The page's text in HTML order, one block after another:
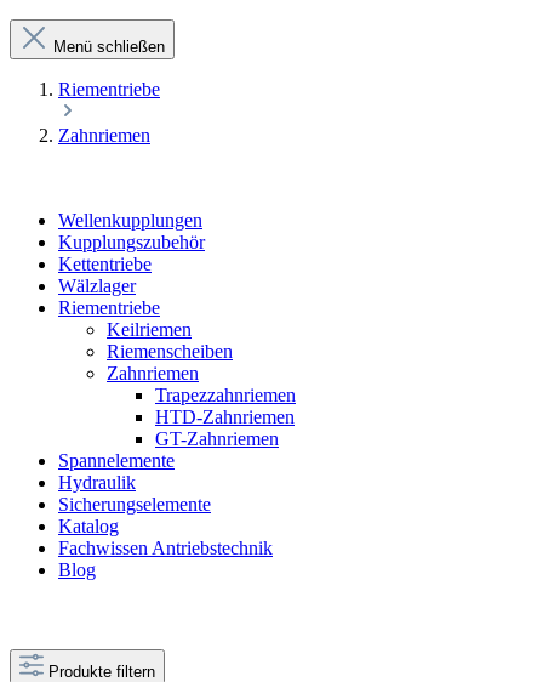
Menü schließen
Riementriebe
Zahnriemen
Wellenkupplungen
Kupplungszubehör
Kettentriebe
Wälzlager
Riementriebe
Keilriemen
Riemenscheiben
Zahnriemen
Trapezzahnriemen
HTD-Zahnriemen
GT-Zahnriemen
Spannelemente
Hydraulik
Sicherungselemente
Katalog
Fachwissen Antriebstechnik
Blog
Produkte filtern